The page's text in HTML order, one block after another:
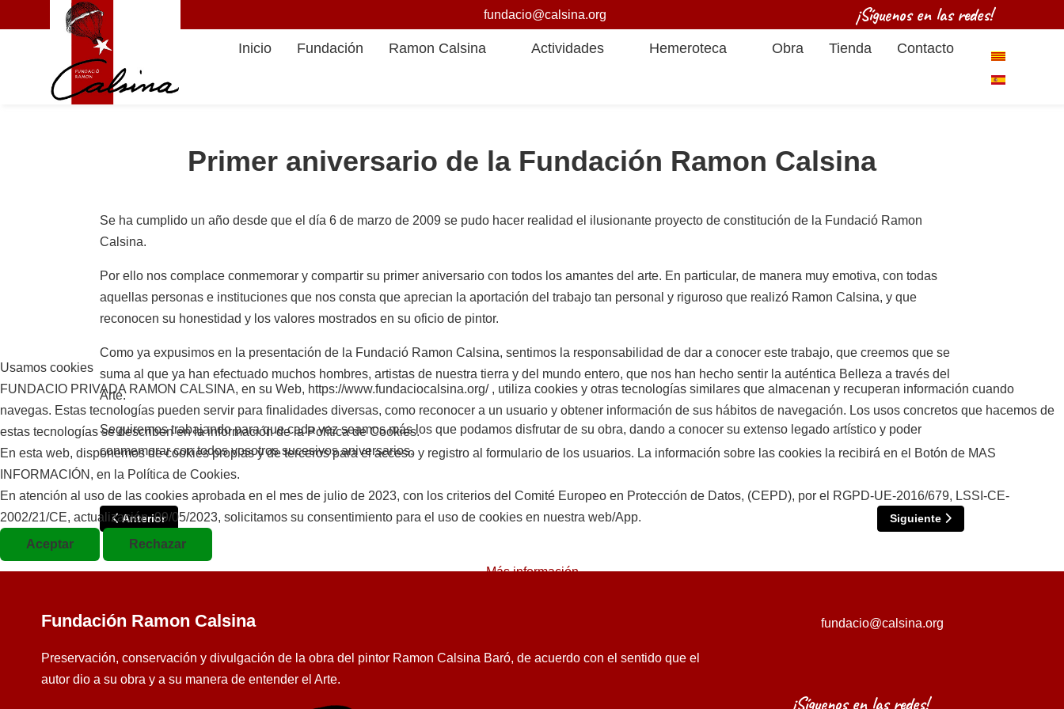
fundacio@calsina.org ¡Síguenos en las redes!
Inicio Fundación Ramon Calsina Actividades Hemeroteca Obra Tienda Contacto Seleccione
Primer aniversario de la Fundación Ramon Calsina
Se ha cumplido un año desde que el día 6 de marzo de 2009 se pudo hacer realidad el ilusionante proyecto de constitución de la Fundació Ramon
Calsina.
Por ello nos complace conmemorar y compartir su primer aniversario con todos los amantes del arte. En particular, de manera muy emotiva, con todas
aquellas personas e instituciones que nos consta que aprecian la aportación del trabajo tan personal y riguroso que realizó Ramon Calsina, y que
reconocen su honestidad y los valores mostrados en su oficio de pintor.
Como ya expusimos en la presentación de la Fundació Ramon Calsina, sentimos la responsabilidad de dar a conocer este trabajo, que creemos que se
suma al que ya han efectuado muchos hombres, artistas de nuestra tierra y del mundo entero, que nos han hecho sentir la auténtica Belleza a través del
Arte.
Seguiremos trabajando para que cada vez seamos más los que podamos disfrutar de su obra, dando a conocer su extenso legado artístico y poder
conmemorar con todos vosotros sucesivos aniversarios.
Artículo anterior: La familia Calsina y Menorca
Anterior Artículo siguiente: Parlamento
Siguiente
Fundación Ramon Calsina
Preservación, conservación y divulgación de la obra del pintor Ramon Calsina Baró, de acuerdo con el sentido que el
autor dio a su obra y a su manera de entender el Arte.
fundacio@calsina.org
¡Síguenos en las redes!
Usamos cookies
FUNDACIO PRIVADA RAMON CALSINA, en su Web, https://www.fundaciocalsina.org/ , utiliza cookies y otras tecnologías similares que almacenan y recuperan información cuando
navegas. Estas tecnologías pueden servir para finalidades diversas, como reconocer a un usuario y obtener información de sus hábitos de navegación. Los usos concretos que hacemos de
estas tecnologías se describen en la información de la Política de Cookies.
En esta web, disponemos de cookies propias y de terceros para el acceso y registro al formulario de los usuarios. La información sobre las cookies la recibirá en el Botón de MAS
INFORMACIÓN, en la Política de Cookies.
En atención al uso de las cookies aprobada en el mes de julio de 2023, con los criterios del Comité Europeo en Protección de Datos, (CEPD), por el RGPD-UE-2016/679, LSSI-CE-
2002/21/CE, actualización, 09/05/2023, solicitamos su consentimiento para el uso de cookies en nuestra web/App.
Aceptar
Rechazar
Más información